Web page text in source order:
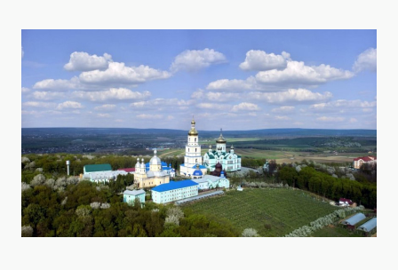
content